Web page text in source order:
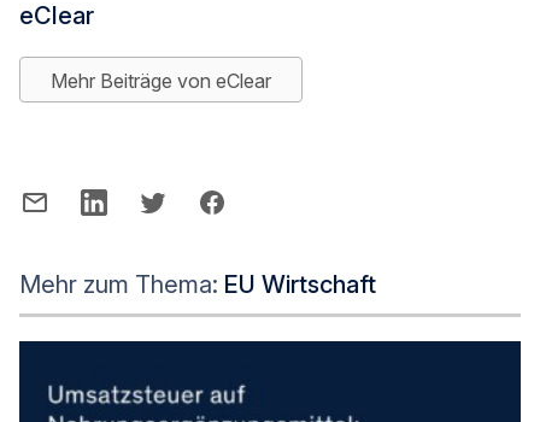
eClear
Mehr Beiträge von eClear
Mehr zum Thema: EU Wirtschaft